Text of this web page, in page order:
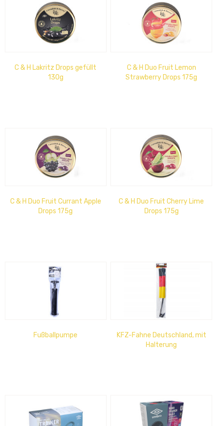
C & H Lakritz Drops gefüllt
130g
C & H Duo Fruit Lemon
Strawberry Drops 175g
C & H Duo Fruit Currant Apple
Drops 175g
C & H Duo Fruit Cherry Lime
Drops 175g
Fußballpumpe
KFZ-Fahne Deutschland, mit
Halterung